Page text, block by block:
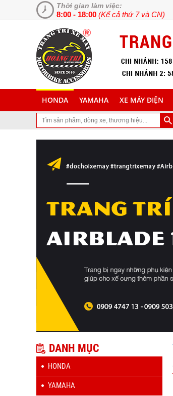
Thời gian làm việc:
8:00 - 18:00 (Kể cả thứ 7 và CN)
HONDA YAMAHA XE MÁY ĐIỆN
đã ghé thăm trang Web chuyên cung cấp và
DANH MỤC
HONDA
YAMAHA